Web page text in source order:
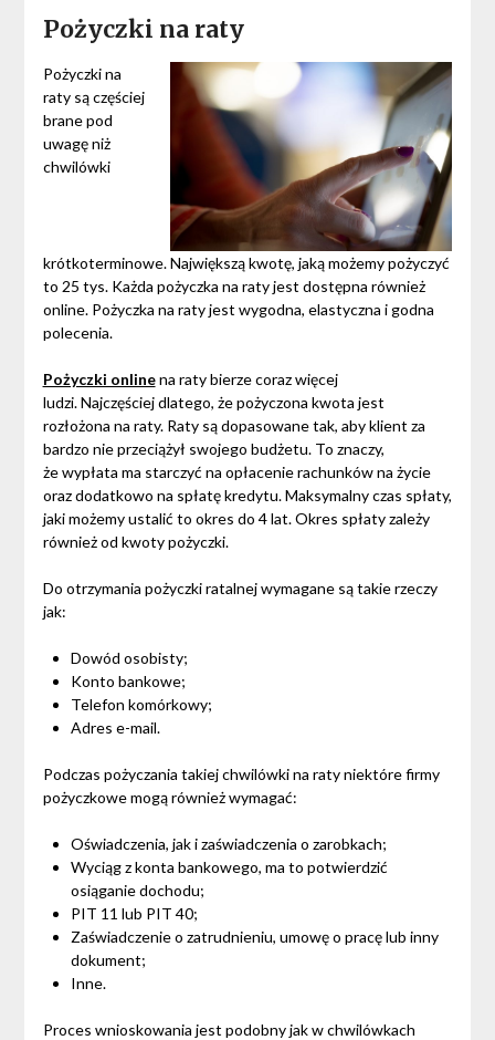
Pożyczki na raty
Pożyczki na
raty są częściej
brane pod
uwagę niż
chwilówki
krótkoterminowe. Największą kwotę, jaką możemy pożyczyć
to 25 tys. Każda pożyczka na raty jest dostępna również
online. Pożyczka na raty jest wygodna, elastyczna i godna
polecenia.
Pożyczki onlinena raty bierze coraz więcej
ludzi. Najczęściej dlatego, że pożyczona kwota jest
rozłożona na raty. Raty są dopasowane tak, aby klient za
bardzo nie przeciążył swojego budżetu. To znaczy,
że wypłata ma starczyć na opłacenie rachunków na życie
oraz dodatkowo na spłatę kredytu. Maksymalny czas spłaty,
jaki możemy ustalić to okres do 4 lat. Okres spłaty zależy
również od kwoty pożyczki.
Do otrzymania pożyczki ratalnej wymagane są takie rzeczy
jak:
Dowód osobisty;
Konto bankowe;
Telefon komórkowy;
Adres e-mail.
Podczas pożyczania takiej chwilówki na raty niektóre firmy
pożyczkowe mogą również wymagać:
Oświadczenia, jak i zaświadczenia o zarobkach;
Wyciąg z konta bankowego, ma to potwierdzić
osiąganie dochodu;
PIT 11 lub PIT 40;
Zaświadczenie o zatrudnieniu, umowę o pracę lub inny
dokument;
Inne.
Proces wnioskowania jest podobny jak w chwilówkach